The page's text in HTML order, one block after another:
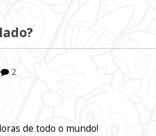
2
de todo o mundo!